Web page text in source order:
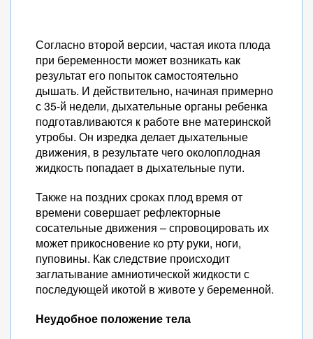
Согласно второй версии, частая икота плода
при беременности может возникать как
результат его попыток самостоятельно
дышать. И действительно, начиная примерно
с 35-й недели, дыхательные органы ребенка
подготавливаются к работе вне материнской
утробы. Он изредка делает дыхательные
движения, в результате чего околоплодная
жидкость попадает в дыхательные пути.
Также на поздних сроках плод время от
времени совершает рефлекторные
сосательные движения – спровоцировать их
может прикосновение ко рту руки, ноги,
пуповины. Как следствие происходит
заглатывание амниотической жидкости с
последующей икотой в животе у беременной.
Неудобное положение тела